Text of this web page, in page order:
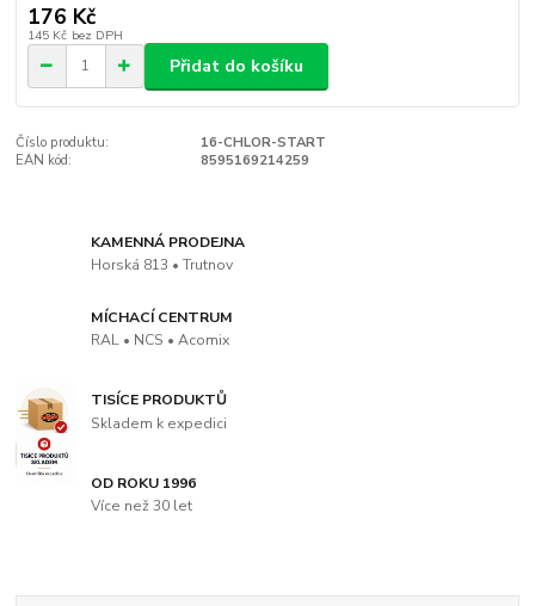
176 Kč
145 Kč bez DPH
Přidat do košíku
Číslo produktu:
16-CHLOR-START
EAN kód:
8595169214259
KAMENNÁ PRODEJNA
Horská 813 • Trutnov
MÍCHACÍ CENTRUM
RAL • NCS • Acomix
TISÍCE PRODUKTŮ
Skladem k expedici
OD ROKU 1996
Více než 30 let